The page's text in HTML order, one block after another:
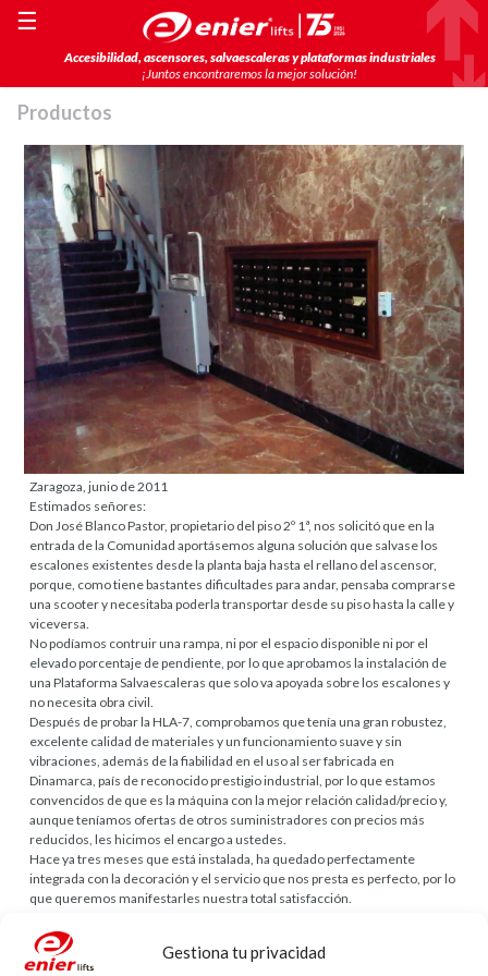
Gestiona tu privacidad
Accesibilidad, ascensores, salvaescaleras y plataformas industriales
¡Juntos encontraremos la mejor solución!
☰
Productos
Zaragoza, junio de 2011
Estimados señores:
Don José Blanco Pastor, propietario del piso 2º 1ª, nos solicitó que en la
entrada de la Comunidad aportásemos alguna solución que salvase los
escalones existentes desde la planta baja hasta el rellano del ascensor,
porque, como tiene bastantes dificultades para andar, pensaba comprarse
una scooter y necesitaba poderla transportar desde su piso hasta la calle y
viceversa.
No podíamos contruir una rampa, ni por el espacio disponible ni por el
elevado porcentaje de pendiente, por lo que aprobamos la instalación de
una Plataforma Salvaescaleras que solo va apoyada sobre los escalones y
no necesita obra civil.
Después de probar la HLA-7, comprobamos que tenía una gran robustez,
excelente calidad de materiales y un funcionamiento suave y sin
vibraciones, además de la fiabilidad en el uso al ser fabricada en
Dinamarca, país de reconocido prestigio industrial, por lo que estamos
convencidos de que es la máquina con la mejor relación calidad/precio y,
aunque teníamos ofertas de otros suministradores con precios más
reducidos, les hicimos el encargo a ustedes.
Hace ya tres meses que está instalada, ha quedado perfectamente
integrada con la decoración y el servicio que nos presta es perfecto, por lo
que queremos manifestarles nuestra total satisfacción.
posible interesado y al igual que nosotros, estamos seguros de que
apostará por la HLA-7.